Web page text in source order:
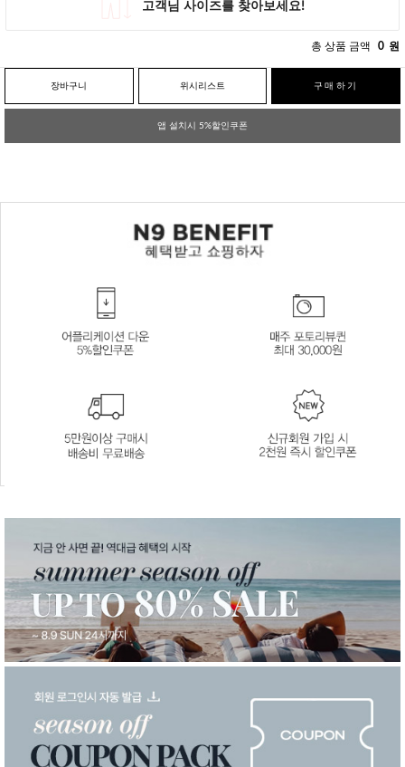
총 상품 금액 0 원
장바구니 위시리스트 구매하기
앱 설치시 5%할인쿠폰